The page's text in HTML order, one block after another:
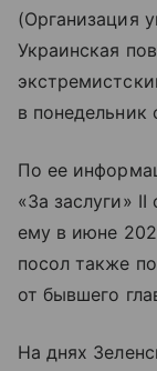
(Организация
Украинская
в понедельник
По ее
«За заслуги»
ему в июне
посол также
от бывшего
На днях